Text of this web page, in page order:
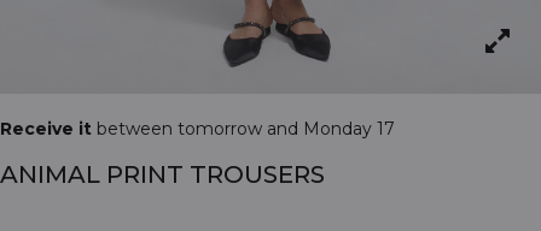
Receive it between tomorrow and Monday 17
ANIMAL PRINT TROUSERS